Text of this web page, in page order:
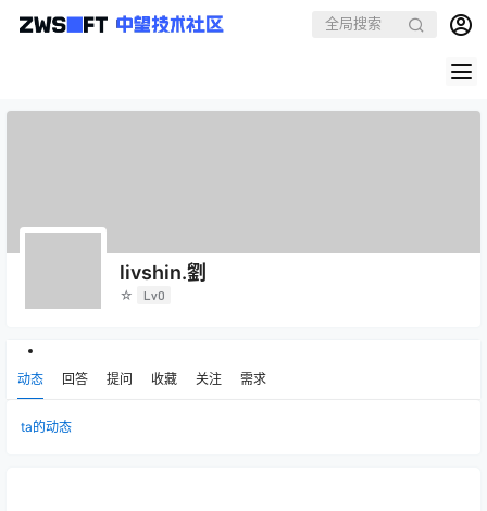
livshin.劉
☆ Lv0
动态 回答 提问 收藏 关注 需求
ta的动态